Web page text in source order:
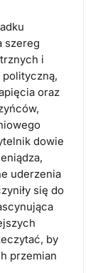
szereg
i
oraz
dowie
uderzenia
się do
by
przemian